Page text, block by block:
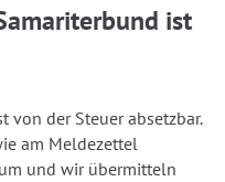
ist
von der Steuer absetzbar.
am Meldezettel
und wir übermitteln